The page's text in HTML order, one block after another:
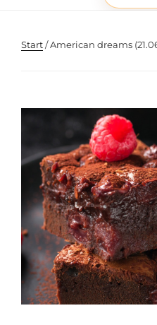
Start/ American dreams